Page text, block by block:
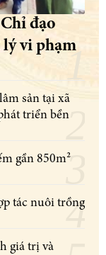
đạo
vi phạm
sản tại xã
triển bền
gần 850m²
tác nuôi trồng
giá trị và